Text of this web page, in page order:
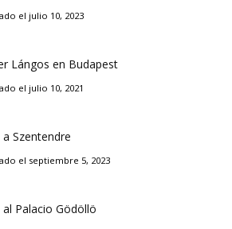
el julio 10, 2023
Lángos en Budapest
el julio 10, 2021
a Szentendre
el septiembre 5, 2023
al Palacio Gödöllö